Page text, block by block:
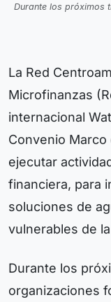
Durante los próximos
La Red
Microfinanzas
internacional
Convenio
ejecutar
financiera, para
soluciones de
vulnerables de
Durante los
organizaciones